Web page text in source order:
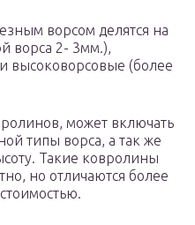
ворсом делятся на
ворса 2- 3мм.),
высоковорсовые (более
может включать
типы ворса, а так же
Такие ковролины
но отличаются более